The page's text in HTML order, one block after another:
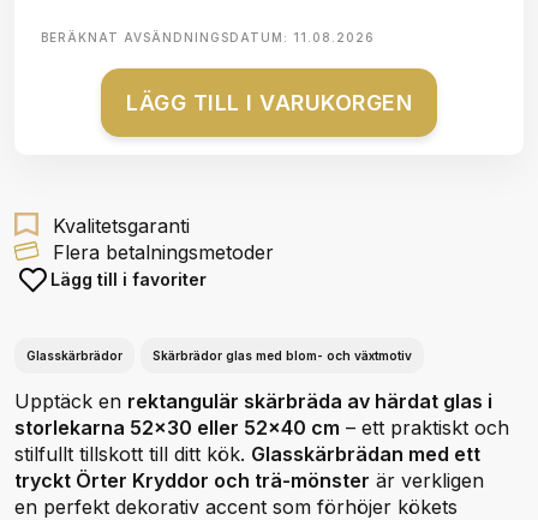
BERÄKNAT AVSÄNDNINGSDATUM: 11.08.2026
LÄGG TILL I VARUKORGEN
Kvalitetsgaranti
Flera betalningsmetoder
Lägg till i favoriter
Glasskärbrädor Skärbrädor glas med blom- och växtmotiv
Upptäck en rektangulär skärbräda av härdat glas i
storlekarna 52x30 eller 52x40 cm – ett praktiskt och
stilfullt tillskott till ditt kök. Glasskärbrädan med ett
tryckt Örter Kryddor och trä-mönster är verkligen
en perfekt dekorativ accent som förhöjer kökets